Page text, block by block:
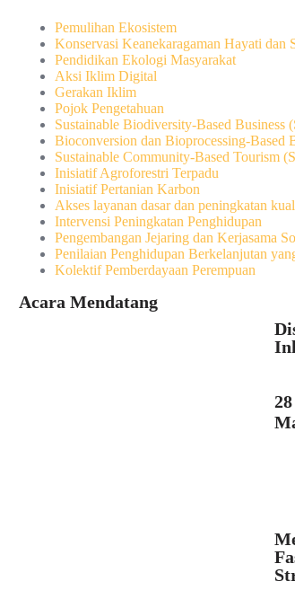
Pemulihan Ekosistem
Konservasi Keanekaragaman Hayati dan
Pendidikan Ekologi Masyarakat
Aksi Iklim Digital
Gerakan Iklim
Pojok Pengetahuan
Sustainable Biodiversity-Based Business
Bioconversion dan Bioprocessing-Based
Sustainable Community-Based Tourism
Inisiatif Agroforestri Terpadu
Inisiatif Pertanian Karbon
Akses layanan dasar dan peningkatan
Intervensi Peningkatan Penghidupan​
Pengembangan Jejaring dan Kerjasama
Penilaian Penghidupan Berkelanjutan
Kolektif Pemberdayaan Perempuan
Acara Mendatang
28